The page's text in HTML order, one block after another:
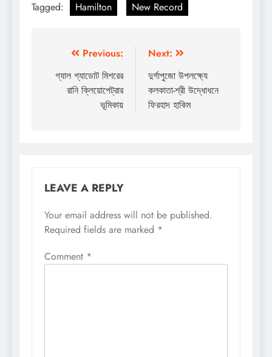
Tagged: Hamilton New Record
navigation
Previous:
গ্যাল গ্যাডোট মিশরের
রানি ক্লিয়োপেট্রার
ভূমিকায়
Next:
দুর্গাপুজো উপলক্ষ্যে
কলকাতা-শ্রী উদ্ধোধনে
ফিরহাদ হাকিম
LEAVE A REPLY
Your email address will not be published.
Required fields are marked *
Comment *